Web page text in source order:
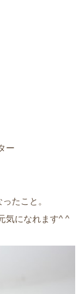
ー
たこと。
気になれます^ ^